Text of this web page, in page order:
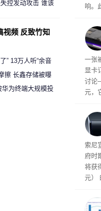
响。
单
成购
吗？
一张
显卡
讨论
元，
索尼
府时
将获
元）
托邦”
控发动攻击 谁该
视频 反致竹知
” 13万人听“余音
擦 长鑫存储被曝
逐出研发基地
华为终端大规模投